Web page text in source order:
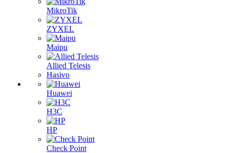
MikroTik
ZYXEL
Maipu
Allied Telesis
Hasivo
Huawei
H3C
HP
Check Point